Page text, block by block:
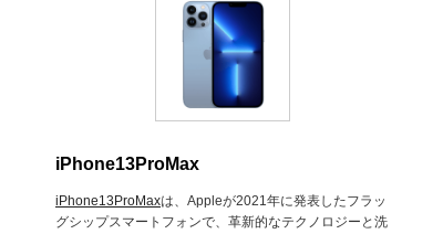
iPhone13ProMax
iPhone13ProMaxは、Appleが2021年に発表したフラッ
グシップスマートフォンで、革新的なテクノロジーと洗